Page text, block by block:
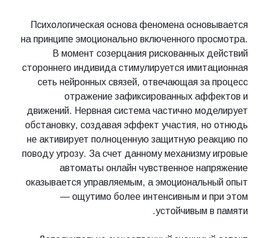
Психологическая основа феномена основывается
на принципе эмоционально включенного просмотра.
В момент созерцания рискованных действий
стороннего индивида стимулируется имитационная
сеть нейронных связей, отвечающая за процесс
отражение зафиксированных аффектов и
движений. Нервная система частично моделирует
обстановку, создавая эффект участия, но отнюдь
не активирует полноценную защитную реакцию по
поводу угрозу. За счет данному механизму игровые
автоматы онлайн чувственное напряжение
оказывается управляемым, а эмоциональный опыт
— ощутимо более интенсивным и при этом
устойчивым в памяти.